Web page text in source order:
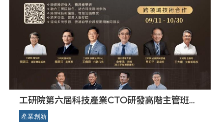
工研院第六屆科技產業CTO研發高階主管班開
放報名 匯聚業界頂尖專家傳授專業秘訣
產業創新